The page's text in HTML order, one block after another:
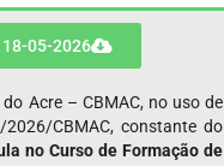
Acre – CBMAC, no uso de
CBMAC, constante do
no Curso de Formação de
18-05-2026